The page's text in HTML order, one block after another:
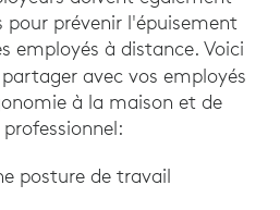
pour prévenir l'épuisement
employés à distance. Voici
avec vos employés
à la maison et de
posture de travail